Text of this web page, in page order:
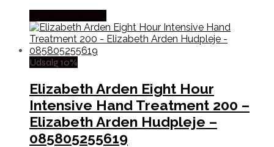
Udsalg 10%
Elizabeth Arden Eight Hour
Intensive Hand Treatment 200 –
Elizabeth Arden Hudpleje –
085805255619